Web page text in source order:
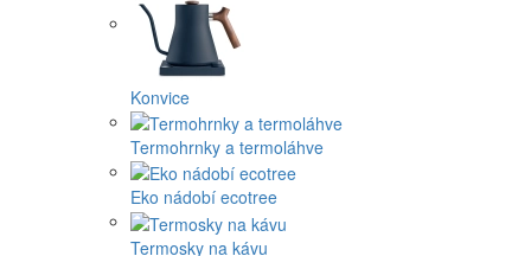
Konvice
Termohrnky a termoláhve
Eko nádobí ecotree
Termosky na kávu